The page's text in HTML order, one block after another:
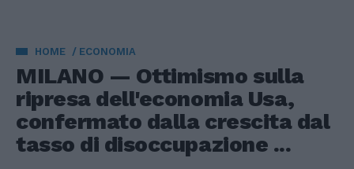
HOME ECONOMIA
MILANO — Ottimismo sulla
ripresa dell'economia Usa,
confermato dalla crescita dal
tasso di disoccupazione ...